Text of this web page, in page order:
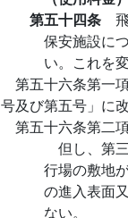
第五十四条
保安施設に
い。これを
第五十六条第一
号及び第五号」に改
第五十六条第二
但し、第
行場の敷地
の進入表面
ない。